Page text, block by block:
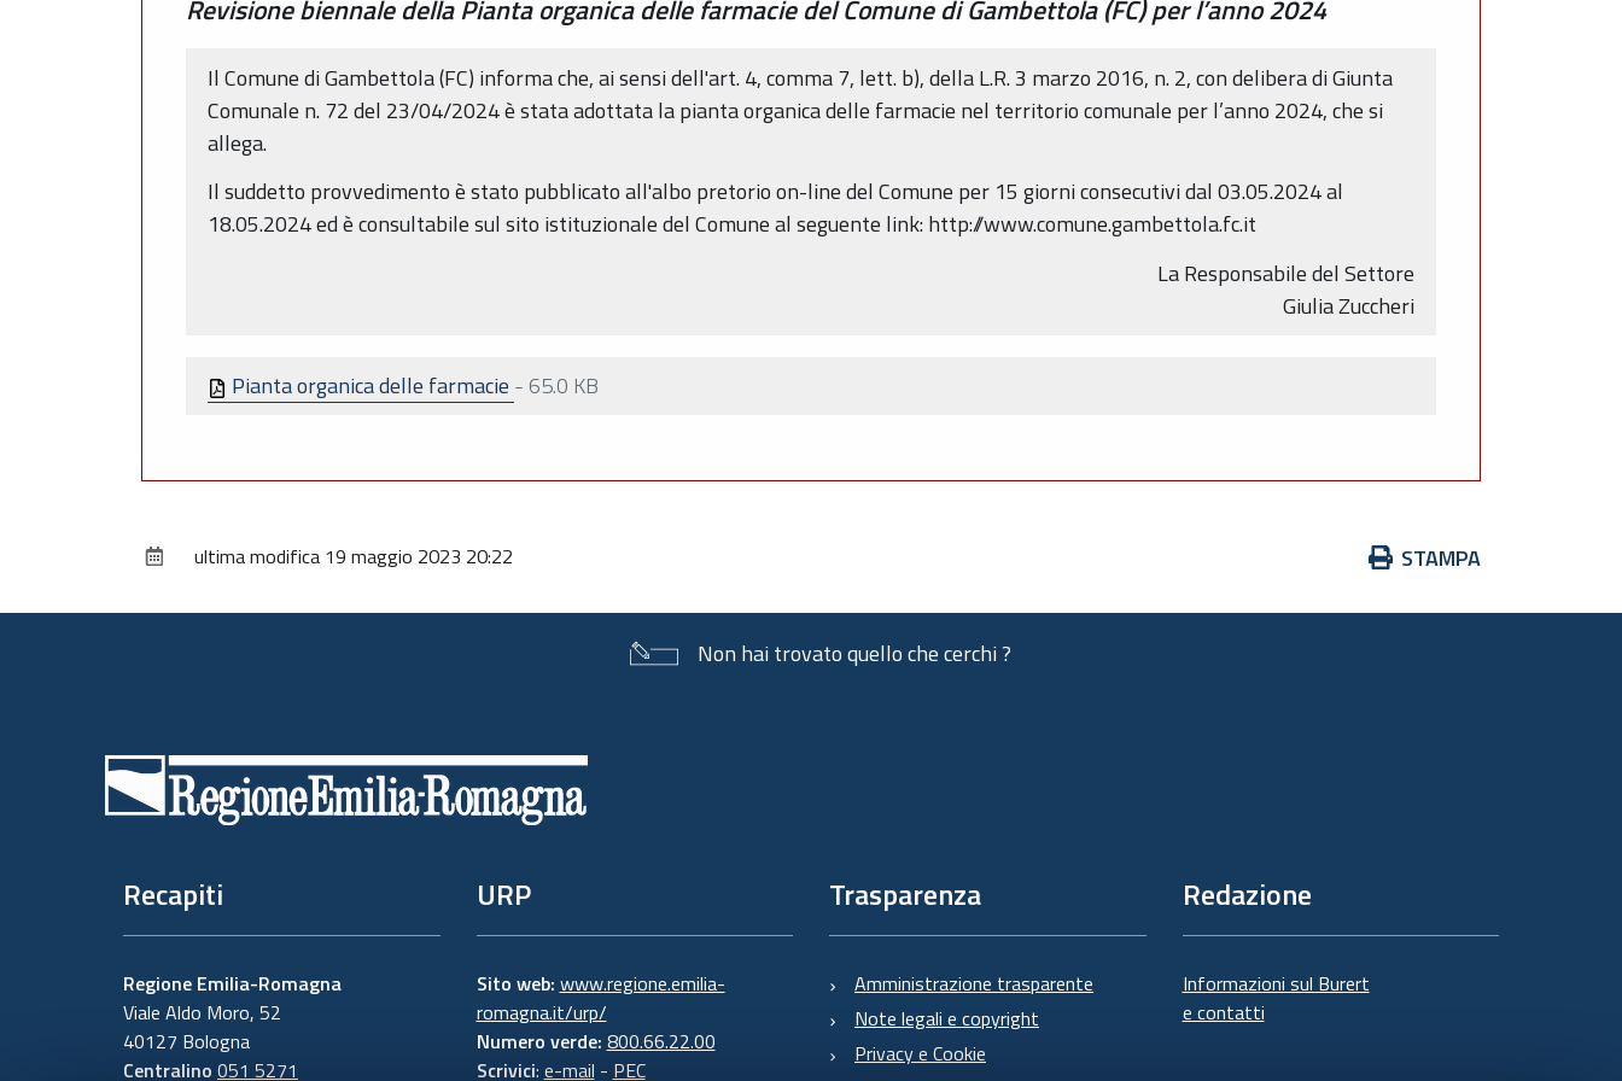
Revisione biennale della Pianta organica delle farmacie del Comune di Gambettola (FC) per l’anno 2024
Il Comune di Gambettola (FC) informa che, ai sensi dell'art. 4, comma 7, lett. b), della L.R. 3 marzo 2016, n. 2, con delibera di Giunta
Comunale n. 72 del 23/04/2024 è stata adottata la pianta organica delle farmacie nel territorio comunale per l’anno 2024, che si
allega.
Il suddetto provvedimento è stato pubblicato all'albo pretorio on-line del Comune per 15 giorni consecutivi dal 03.05.2024 al
18.05.2024 ed è consultabile sul sito istituzionale del Comune al seguente link: http://www.comune.gambettola.fc.it
La Responsabile del Settore
Giulia Zuccheri
Pianta organica delle farmacie - 65.0 KB
Azioni
documento
STAMPA
ultima modifica 19 maggio 2023 20:22
Non hai trovato quello che cerchi ?
Recapiti
Regione Emilia-Romagna
Viale Aldo Moro, 52
40127 Bologna
Centralino 051 5271
URP
Sito web: www.regione.emilia-
romagna.it/urp/
Numero verde: 800.66.22.00
Scrivici: e-mail - PEC
Trasparenza
Amministrazione trasparente
Note legali e copyright
Privacy e Cookie
Redazione
Informazioni sul Burert
e contatti